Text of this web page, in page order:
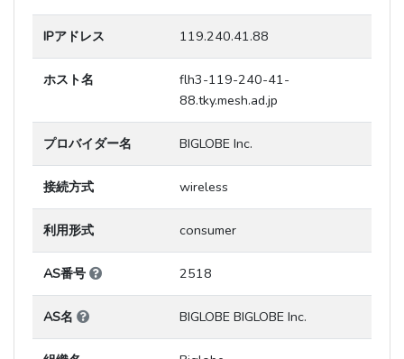
IPアドレス 119.240.41.88
ホスト名
flh3-119-240-41-
88.tky.mesh.ad.jp
プロバイダー名 BIGLOBE Inc.
接続方式 wireless
利用形式 consumer
AS番号 2518
AS名 BIGLOBE BIGLOBE Inc.